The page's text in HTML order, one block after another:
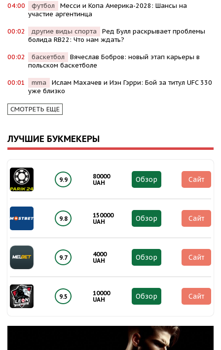
04:00 футбол
Месси и Копа Америка-2028: Шансы на
участие аргентинца
00:02 другие виды спорта
Ред Булл раскрывает проблемы
болида RB22: Что нам ждать?
00:02 баскетбол
Вячеслав Бобров: новый этап карьеры в
польском баскетболе
00:01 mma
Ислам Махачев и Иэн Гэрри: Бой за титул UFC 330
уже близко
СМОТРЕТЬ ЕЩЕ
ЛУЧШИЕ БУКМЕКЕРЫ
9.9
80000
UAH
Обзор Сайт
9.8
150000
UAH
Обзор Сайт
9.7
4000
UAH
Обзор Сайт
9.5
10000
UAH
Обзор Сайт